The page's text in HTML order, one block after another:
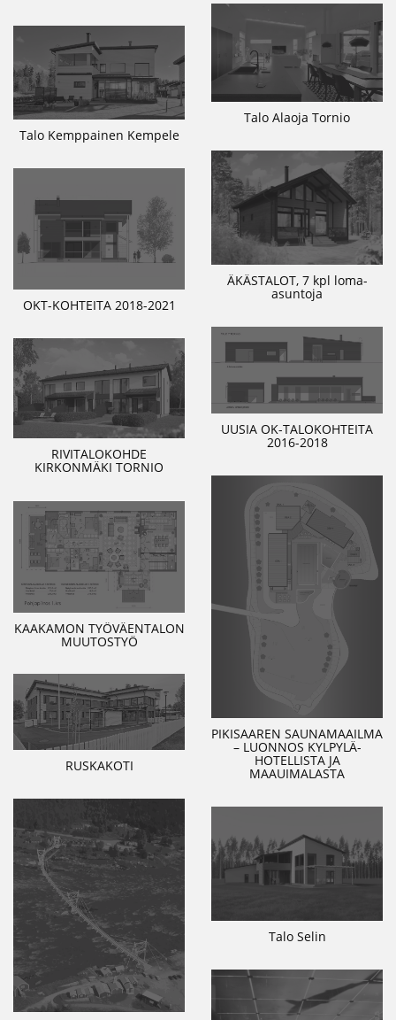
Talo Alaoja Tornio
Talo Kemppainen Kempele
ÄKÄSTALOT, 7 kpl loma-
asuntoja
OKT-KOHTEITA 2018-2021
UUSIA OK-TALOKOHTEITA
2016-2018
RIVITALOKOHDE
KIRKONMÄKI TORNIO
PIKISAAREN SAUNAMAAILMA
– LUONNOS KYLPYLÄ-
HOTELLISTA JA
MAAUIMALASTA
KAAKAMON TYÖVÄENTALON
MUUTOSTYÖ
RUSKAKOTI
Talo Selin